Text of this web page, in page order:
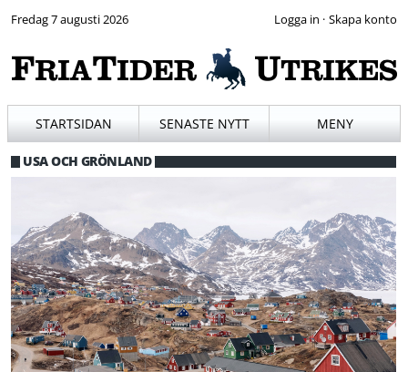
Fredag 7 augusti 2026 ·
STARTSIDAN SENASTE NYTT MENY
USA OCH GRÖNLAND